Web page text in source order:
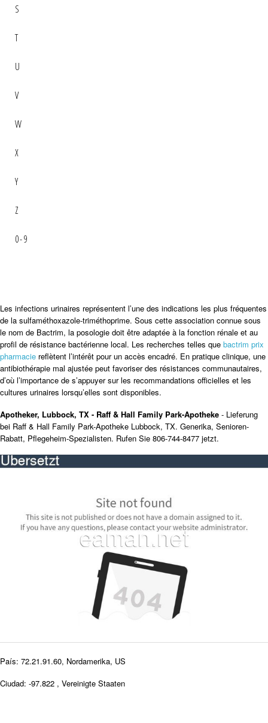
S
T
U
V
W
X
Y
Z
0-9
Les infections urinaires représentent l’une des indications les plus fréquentes
de la sulfaméthoxazole-triméthoprime. Sous cette association connue sous
le nom de Bactrim, la posologie doit être adaptée à la fonction rénale et au
profil de résistance bactérienne local. Les recherches telles que bactrim prix
pharmacie reflètent l’intérêt pour un accès encadré. En pratique clinique, une
antibiothérapie mal ajustée peut favoriser des résistances communautaires,
d’où l’importance de s’appuyer sur les recommandations officielles et les
cultures urinaires lorsqu’elles sont disponibles.
Apotheker, Lubbock, TX - Raff & Hall Family Park-Apotheke - Lieferung
bei Raff & Hall Family Park-Apotheke Lubbock, TX. Generika, Senioren-
Rabatt, Pflegeheim-Spezialisten. Rufen Sie 806-744-8477 jetzt.
País: 72.21.91.60, Nordamerika, US
Ciudad: -97.822 , Vereinigte Staaten